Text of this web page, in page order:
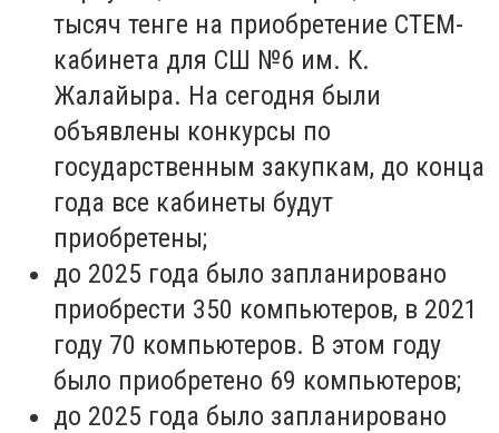
тысяч тенге на приобретение СТЕМ-
кабинета для СШ №6 им. К.
Жалайыра. На сегодня были
объявлены конкурсы по
государственным закупкам, до конца
года все кабинеты будут
приобретены;
до 2025 года было запланировано
приобрести 350 компьютеров, в 2021
году 70 компьютеров. В этом году
было приобретено 69 компьютеров;
до 2025 года было запланировано